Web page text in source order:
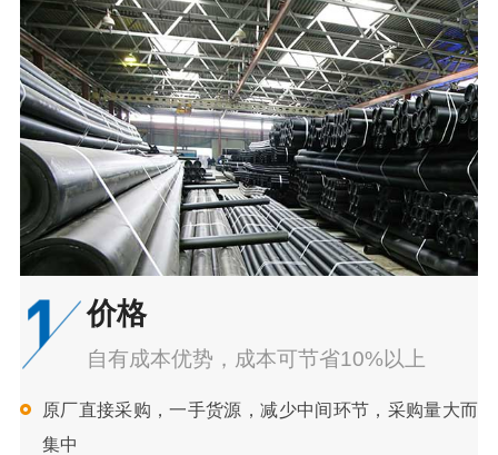
价格
自有成本优势，成本可节省10%以上
原厂直接采购，一手货源，减少中间环节，采购量大而
集中